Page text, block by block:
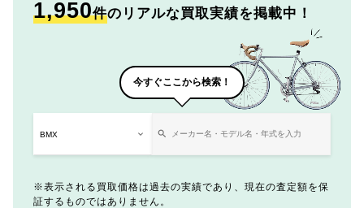
1,950件のリアルな買取実績を掲載中！
今すぐここから検索！
表示される買取価格は過去の実績であり、現在の査定額を保
証するものではありません。